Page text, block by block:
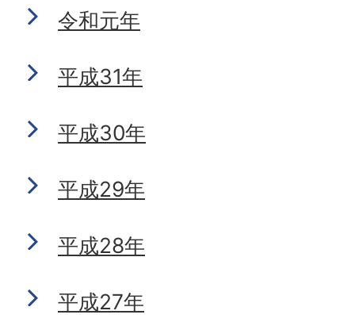
令和元年
平成31年
平成30年
平成29年
平成28年
平成27年